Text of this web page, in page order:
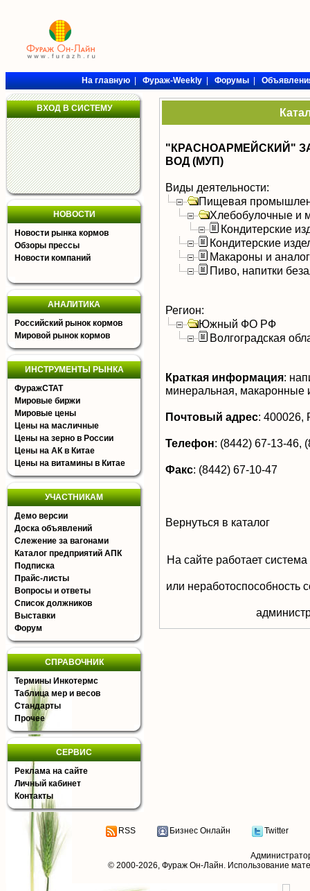
На главную|Фураж-Weekly|Форумы|
ВХОД В СИСТЕМУ
НОВОСТИ
Новости рынка кормов
Обзоры прессы
Новости компаний
АНАЛИТИКА
Российский рынок кормов
Мировой рынок кормов
ИНСТРУМЕНТЫ РЫНКА
ФуражСТАТ
Мировые биржи
Мировые цены
Цены на масличные
Цены на зерно в России
Цены на АК в Китае
Цены на витамины в Китае
УЧАСТНИКАМ
Демо версии
Доска объявлений
Слежение за вагонами
Каталог предприятий АПК
Подписка
Прайс-листы
Вопросы и ответы
Список должников
Выставки
Форум
СПРАВОЧНИК
Термины Инкотермс
Таблица мер и весов
Стандарты
Прочее
СЕРВИС
Реклама на сайте
Личный кабинет
Контакты
"КРАСНОАРМЕЙСКИЙ"
ВОД (МУП)
Виды деятельности:
Пищевая
Хлебобулочные и
Кондитерские
Кондитерские
Макароны и
Пиво, напитки
Регион:
Южный ФО РФ
Волгоградская
Краткая информация:
минеральная, макаронные
Почтовый адрес: 400026,
Телефон: (8442) 67-13-46,
Факс: (8442) 67-10-47
Вернуться в каталог
На сайте работает
или неработоспособность
RSS Бизнес Онлайн Twitter
© 2000-2026, Фураж Он-Лайн. Использование